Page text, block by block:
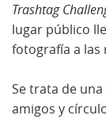
Trashtag
lugar público
fotografía a las
Se trata de
amigos y